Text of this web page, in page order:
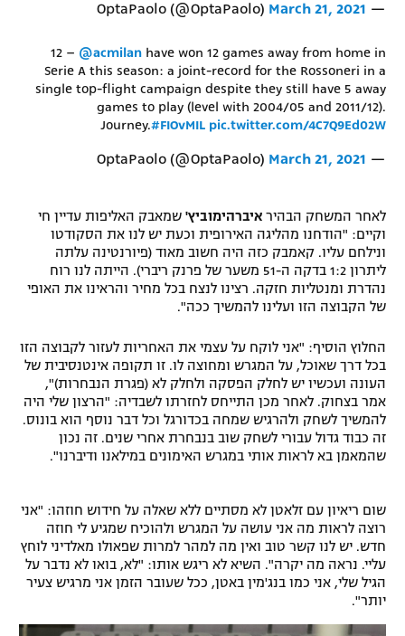
— OptaPaolo (@OptaPaolo)
March 21, 2021
12 – @acmilan have won 12 games away from home in
Serie A this season: a joint-record for the Rossoneri in a
single top-flight campaign despite they still have 5 away
games to play (level with 2004/05 and 2011/12).
Journey.#FIOvMIL pic.twitter.com/4C7Q9Ed02W
— OptaPaolo (@OptaPaolo)
March 21, 2021
לאחר המשחק הבהיר איברהימוביץ' שמאבק האליפות עדיין חי
וקיים: "הודחנו מהליגה האירופית וכעת יש לנו את הסקודטו
ונילחם עליו. קאמבק כזה היה חשוב מאוד (פיורנטינה עלתה
ליתרון 1:2 בדקה ה-51 משער של פרנק ריברי). הייתה לנו רוח
נהדרת ומנטליות חזקה. רצינו לנצח בכל מחיר והראינו את האופי
של הקבוצה הזו ועלינו להמשיך ככה".
החלוץ הוסיף: "אני לוקח על עצמי את האחריות לעזור לקבוצה הזו
בכל דרך שאוכל, על המגרש ומחוצה לו. זו תקופה אינטנסיבית של
העונה ועכשיו יש לחלק הפסקה ולחלק לא (פגרת הנבחרות)",
אמר בצחוק. לאחר מכן התייחס לחזרתו לשבדיה: "הרצון שלי היה
להמשיך לשחק ולהרגיש שמחה בכדורגל וכל דבר נוסף הוא בונוס.
זה כבוד גדול עבורי לשחק שוב בנבחרת אחרי שנים. זה נכון
שהמאמן בא לראות אותי במגרש האימונים במילאנו ודיברנו".
שום ריאיון עם זלאטן לא מסתיים ללא שאלה על חידוש חוזהו: "אני
רוצה לראות מה אני עושה על המגרש ולהוכיח שמגיע לי חוזה
חדש. יש לנו קשר טוב ואין מה למהר למרות שפאולו מאלדיני לוחץ
עליי. נראה מה יקרה". השיא לא ריגש אותו: "לא, בואו לא נדבר על
הגיל שלי, אני כמו בנג'מין באטן, ככל שעובר הזמן אני מרגיש צעיר
יותר".